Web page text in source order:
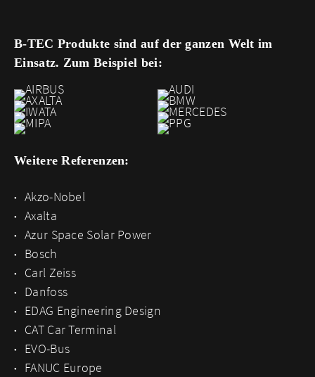
B-TEC Produkte sind auf der ganzen Welt im
Einsatz. Zum Beispiel bei:
Weitere Referenzen:
Akzo-Nobel
Axalta
Azur Space Solar Power
Bosch
Carl Zeiss
Danfoss
EDAG Engineering Design
CAT Car Terminal
EVO-Bus
FANUC Europe